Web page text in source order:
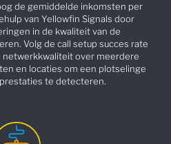
de gemiddelde inkomsten per
van Yellowfin Signals door
in de kwaliteit van de
Volg de call setup succes rate
netwerkkwaliteit over meerdere
en locaties om een plotselinge
te detecteren.